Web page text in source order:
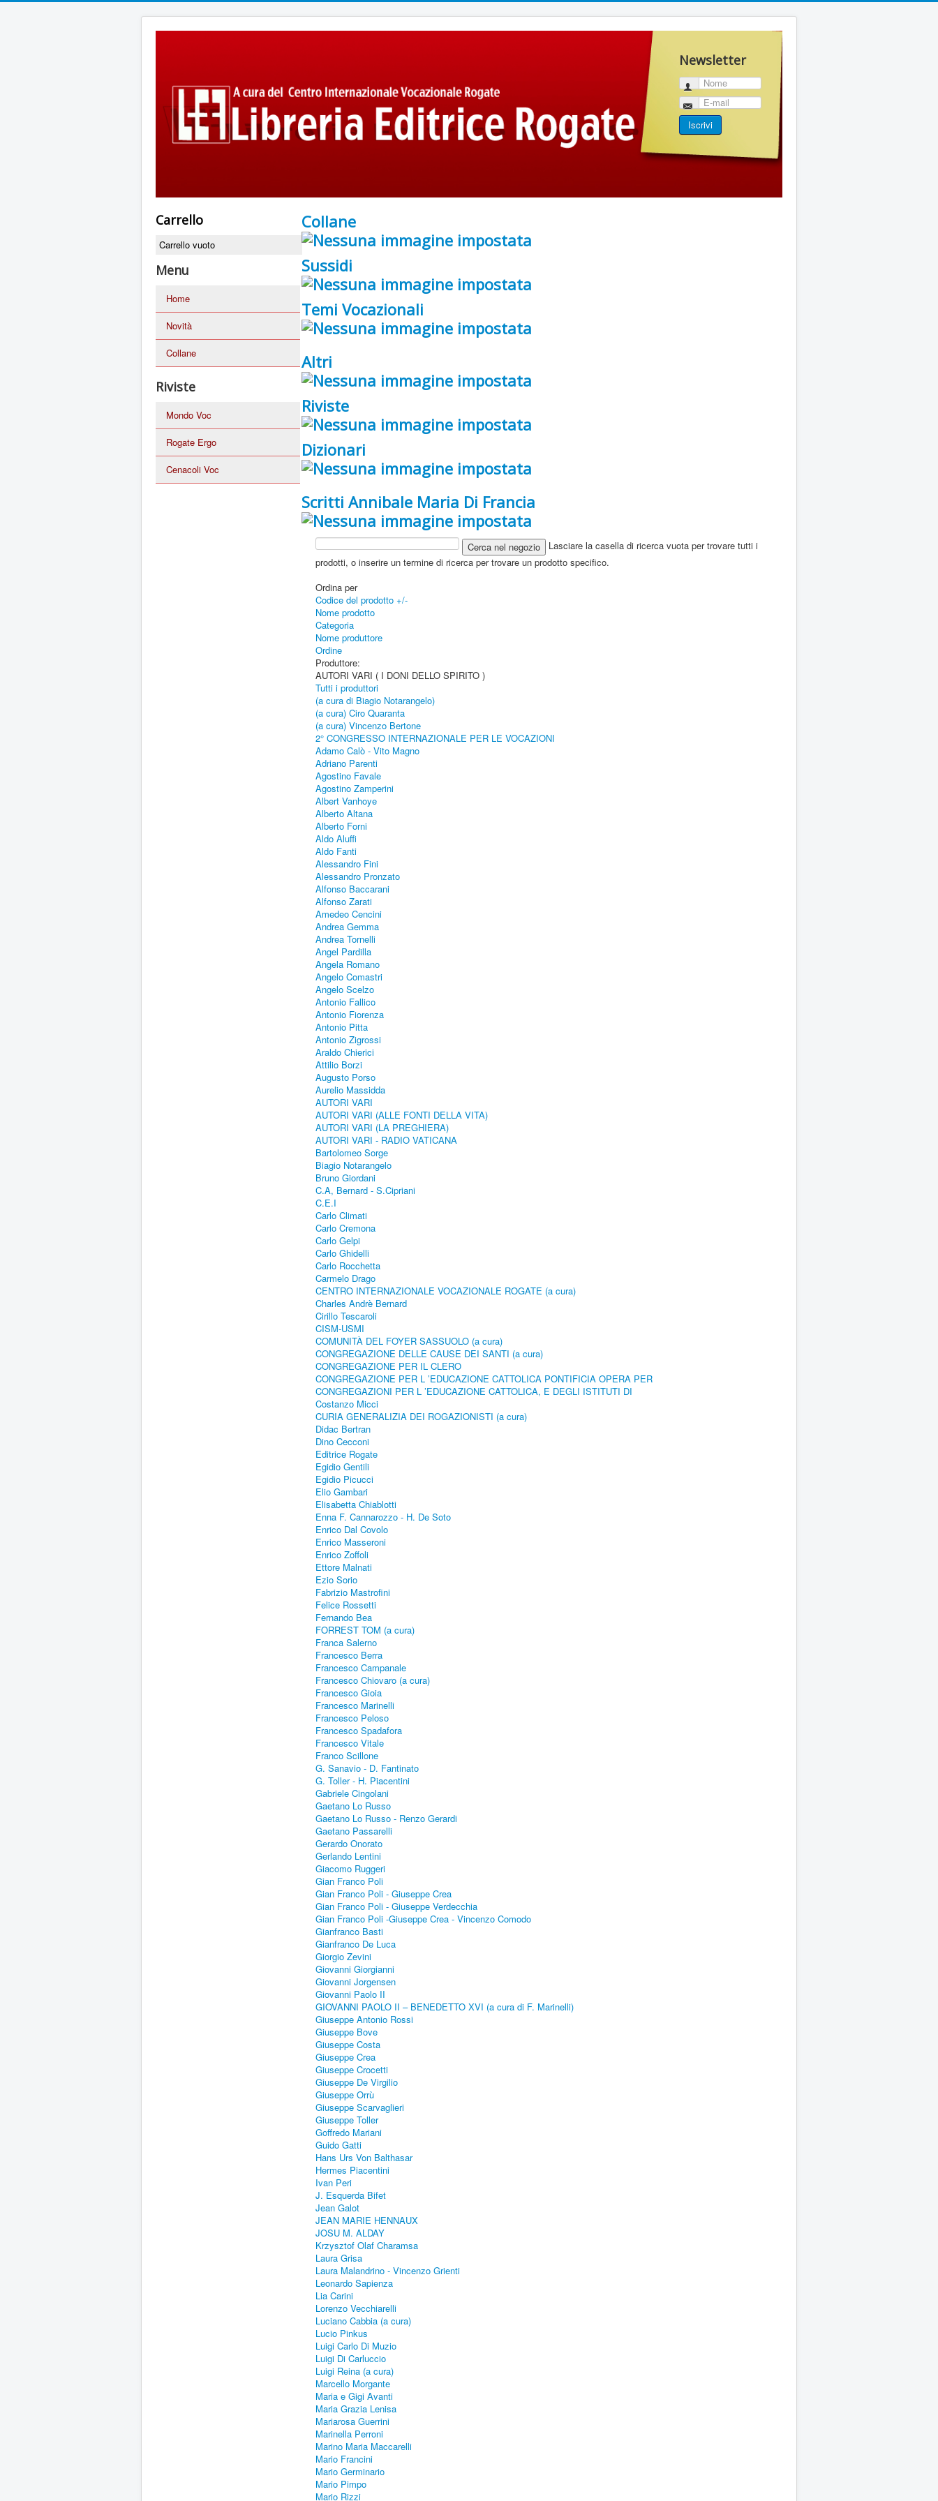
Newsletter
Nome
E-mail
Iscrivi
Carrello
Carrello vuoto
Menu
Home
Novità
Collane
Riviste
Mondo Voc
Rogate Ergo
Cenacoli Voc
Collane
Sussidi
Temi Vocazionali
Altri
Riviste
Dizionari
Scritti Annibale Maria Di Francia
Lasciare la casella di ricerca vuota per trovare tutti i
prodotti, o inserire un termine di ricerca per trovare un prodotto specifico.
Ordina per
Codice del prodotto +/-
Nome prodotto
Categoria
Nome produttore
Ordine
Produttore:
AUTORI VARI ( I DONI DELLO SPIRITO )
Tutti i produttori
(a cura di Biagio Notarangelo)
(a cura) Ciro Quaranta
(a cura) Vincenzo Bertone
2° CONGRESSO INTERNAZIONALE PER LE VOCAZIONI
Adamo Calò - Vito Magno
Adriano Parenti
Agostino Favale
Agostino Zamperini
Albert Vanhoye
Alberto Altana
Alberto Forni
Aldo Aluffi
Aldo Fanti
Alessandro Fini
Alessandro Pronzato
Alfonso Baccarani
Alfonso Zarati
Amedeo Cencini
Andrea Gemma
Andrea Tornelli
Angel Pardilla
Angela Romano
Angelo Comastri
Angelo Scelzo
Antonio Fallico
Antonio Fiorenza
Antonio Pitta
Antonio Zigrossi
Araldo Chierici
Attilio Borzi
Augusto Porso
Aurelio Massidda
AUTORI VARI
AUTORI VARI (ALLE FONTI DELLA VITA)
AUTORI VARI (LA PREGHIERA)
AUTORI VARI - RADIO VATICANA
Bartolomeo Sorge
Biagio Notarangelo
Bruno Giordani
C.A, Bernard - S.Cipriani
C.E.I
Carlo Climati
Carlo Cremona
Carlo Gelpi
Carlo Ghidelli
Carlo Rocchetta
Carmelo Drago
CENTRO INTERNAZIONALE VOCAZIONALE ROGATE (a cura)
Charles Andrè Bernard
Cirillo Tescaroli
CISM-USMI
COMUNITÀ DEL FOYER SASSUOLO (a cura)
CONGREGAZIONE DELLE CAUSE DEI SANTI (a cura)
CONGREGAZIONE PER IL CLERO
CONGREGAZIONE PER L ’EDUCAZIONE CATTOLICA PONTIFICIA OPERA PER
CONGREGAZIONI PER L ’EDUCAZIONE CATTOLICA, E DEGLI ISTITUTI DI
Costanzo Micci
CURIA GENERALIZIA DEI ROGAZIONISTI (a cura)
Didac Bertran
Dino Cecconi
Editrice Rogate
Egidio Gentili
Egidio Picucci
Elio Gambari
Elisabetta Chiablotti
Enna F. Cannarozzo - H. De Soto
Enrico Dal Covolo
Enrico Masseroni
Enrico Zoffoli
Ettore Malnati
Ezio Sorio
Fabrizio Mastrofini
Felice Rossetti
Fernando Bea
FORREST TOM (a cura)
Franca Salerno
Francesco Berra
Francesco Campanale
Francesco Chiovaro (a cura)
Francesco Gioia
Francesco Marinelli
Francesco Peloso
Francesco Spadafora
Francesco Vitale
Franco Scillone
G. Sanavio - D. Fantinato
G. Toller - H. Piacentini
Gabriele Cingolani
Gaetano Lo Russo
Gaetano Lo Russo - Renzo Gerardi
Gaetano Passarelli
Gerardo Onorato
Gerlando Lentini
Giacomo Ruggeri
Gian Franco Poli
Gian Franco Poli - Giuseppe Crea
Gian Franco Poli - Giuseppe Verdecchia
Gian Franco Poli -Giuseppe Crea - Vincenzo Comodo
Gianfranco Basti
Gianfranco De Luca
Giorgio Zevini
Giovanni Giorgianni
Giovanni Jorgensen
Giovanni Paolo II
GIOVANNI PAOLO II – BENEDETTO XVI (a cura di F. Marinelli)
Giuseppe Antonio Rossi
Giuseppe Bove
Giuseppe Costa
Giuseppe Crea
Giuseppe Crocetti
Giuseppe De Virgilio
Giuseppe Orrù
Giuseppe Scarvaglieri
Giuseppe Toller
Goffredo Mariani
Guido Gatti
Hans Urs Von Balthasar
Hermes Piacentini
Ivan Peri
J. Esquerda Bifet
Jean Galot
JEAN MARIE HENNAUX
JOSU M. ALDAY
Krzysztof Olaf Charamsa
Laura Grisa
Laura Malandrino - Vincenzo Grienti
Leonardo Sapienza
Lia Carini
Lorenzo Vecchiarelli
Luciano Cabbia (a cura)
Lucio Pinkus
Luigi Carlo Di Muzio
Luigi Di Carluccio
Luigi Reina (a cura)
Marcello Morgante
Maria e Gigi Avanti
Maria Grazia Lenisa
Mariarosa Guerrini
Marinella Perroni
Marino Maria Maccarelli
Mario Francini
Mario Germinario
Mario Pimpo
Mario Rizzi